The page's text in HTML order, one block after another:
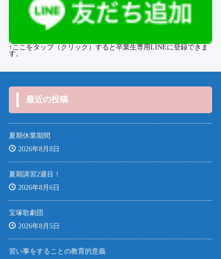
↑ここをタップ（クリック）すると卒業生専用LINEに登録できま
す。
最近の投稿
夏期休業期間
2026年8月8日
夏期講習2週目！
2026年8月6日
宝塚歌劇団
2026年8月5日
習い事をすることの教育的意義